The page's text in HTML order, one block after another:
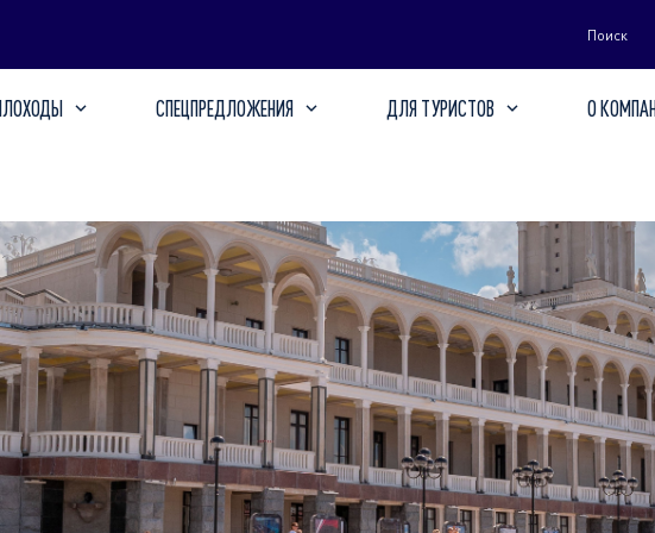
Поиск
СПЕЦПРЕДЛОЖЕНИЯ ДЛЯ ТУРИСТОВ О